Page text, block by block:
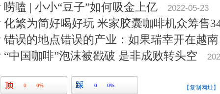
唠嗑 | 小小“豆子”如何吸金上亿 2022-05-23
化繁为简好喝好玩 米家胶囊咖啡机众筹售
错误的地点错误的产业：如果瑞幸开在越南
“中国咖啡”泡沫被戳破 是非成败转头空
0 0% 0 0% 【复制网址】